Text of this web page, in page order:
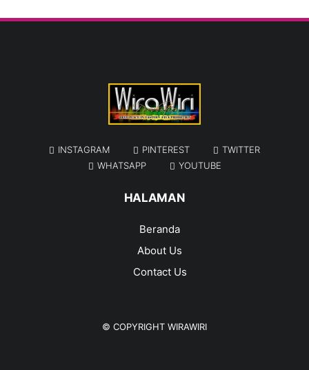
INSTAGRAM PINTEREST
TWITTER
WHATSAPP
YOUTUBE
HALAMAN
Beranda
About Us
Contact Us
© COPYRIGHT WIRAWIRI